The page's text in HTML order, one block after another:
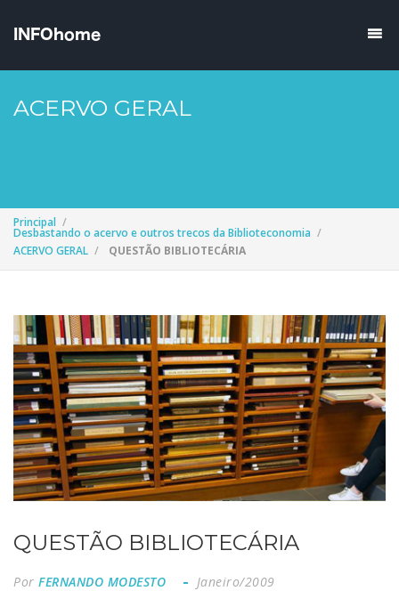
ACERVO GERAL
Principal
Desbastando o acervo e outros trecos da Biblioteconomia
ACERVO GERAL
QUESTÃO BIBLIOTECÁRIA
QUESTÃO BIBLIOTECÁRIA
Por FERNANDO MODESTO Janeiro/2009